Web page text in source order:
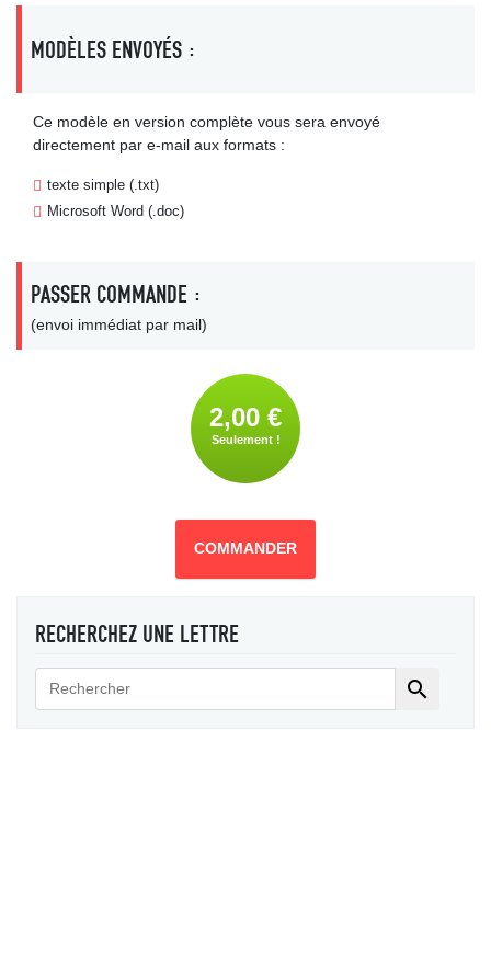
MODÈLES ENVOYÉS :
Ce modèle en version complète vous sera envoyé
directement par e-mail aux formats :
texte simple (.txt)
Microsoft Word (.doc)
PASSER COMMANDE :
(envoi immédiat par mail)
2,00 €
Seulement !
COMMANDER
RECHERCHEZ UNE LETTRE
